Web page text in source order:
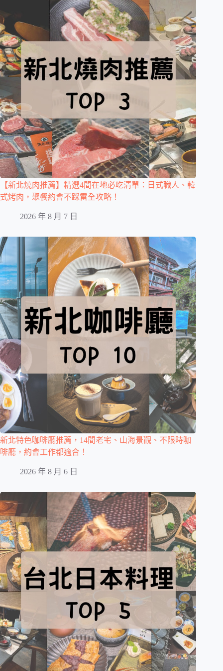
【新北燒肉推薦】精選4間在地必吃清單：日式職人、韓
式烤肉，聚餐約會不踩雷全攻略！
2026 年 8 月 7 日
新北特色咖啡廳推薦，14間老宅、山海景觀、不限時咖
啡廳，約會工作都適合！
2026 年 8 月 6 日